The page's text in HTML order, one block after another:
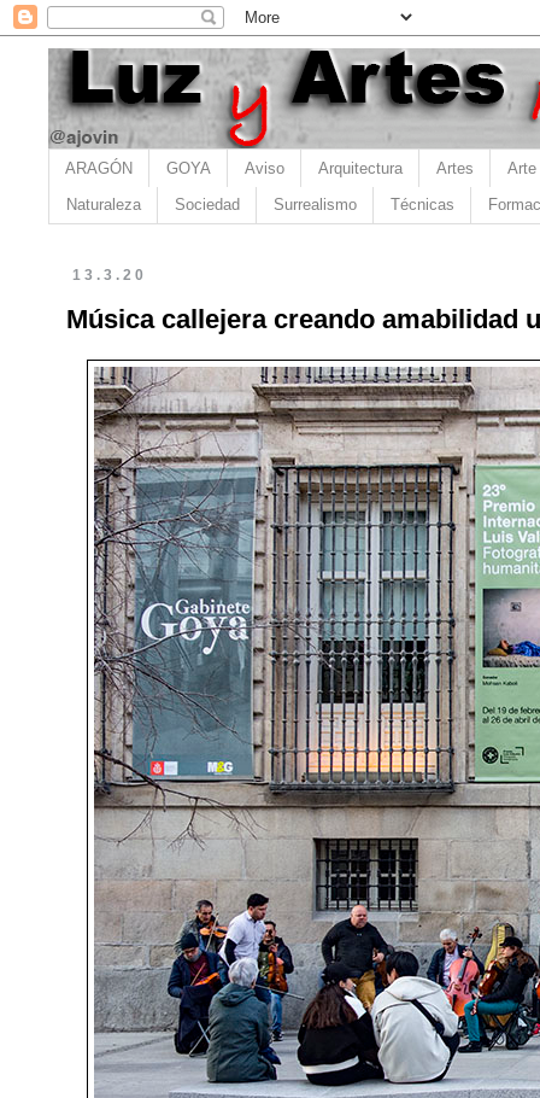
ARAGÓN GOYA Aviso Arquitectura Artes Arte
Naturaleza Sociedad Surrealismo Técnicas
13.3.20
Música callejera creando amabilidad